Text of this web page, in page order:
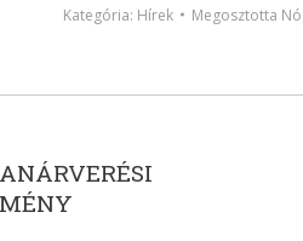
Kategória: Hírek Megosztotta